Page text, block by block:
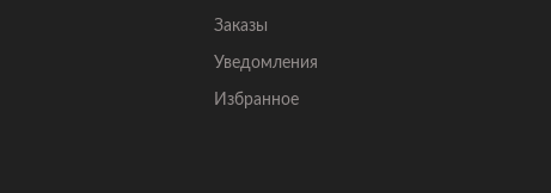
Заказы
Уведомления
Избранное